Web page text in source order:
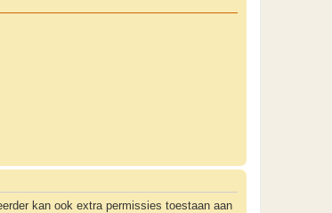
kan ook extra permissies toestaan aan